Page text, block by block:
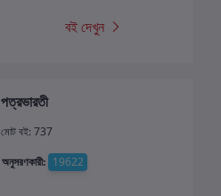
বই দেখুন
পত্রভারতী
মোট বই: 737
অনুসরণকারী: 19622